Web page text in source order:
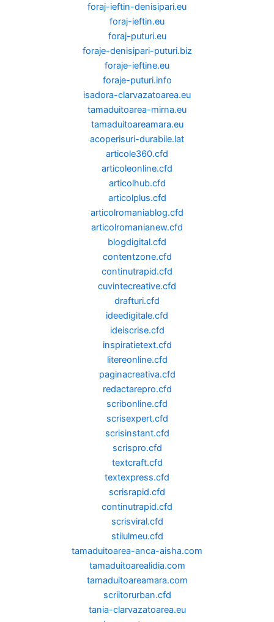
foraj-ieftin-denisipari.eu
foraj-ieftin.eu
foraj-puturi.eu
foraje-denisipari-puturi.biz
foraje-ieftine.eu
foraje-puturi.info
isadora-clarvazatoarea.eu
tamaduitoarea-mirna.eu
tamaduitoareamara.eu
acoperisuri-durabile.lat
articole360.cfd
articoleonline.cfd
articolhub.cfd
articolplus.cfd
articolromaniablog.cfd
articolromanianew.cfd
blogdigital.cfd
contentzone.cfd
continutrapid.cfd
cuvintecreative.cfd
drafturi.cfd
ideedigitale.cfd
ideiscrise.cfd
inspiratietext.cfd
litereonline.cfd
paginacreativa.cfd
redactarepro.cfd
scribonline.cfd
scrisexpert.cfd
scrisinstant.cfd
scrispro.cfd
textcraft.cfd
textexpress.cfd
scrisrapid.cfd
continutrapid.cfd
scrisviral.cfd
stilulmeu.cfd
tamaduitoarea-anca-aisha.com
tamaduitoarealidia.com
tamaduitoareamara.com
scriitorurban.cfd
tania-clarvazatoarea.eu